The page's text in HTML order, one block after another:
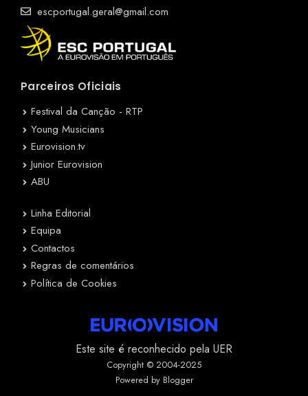
escportugal.geral@gmail.com
Parceiros Oficiais
Festival da Canção - RTP
Young Musicians
Eurovision.tv
Junior Eurovision
ABU
Linha Editorial
Equipa
Contactos
Regras de comentários
Política de Cookies
Este site é reconhecido pela UER
Copyright © 2004-2025
Powered by Blogger